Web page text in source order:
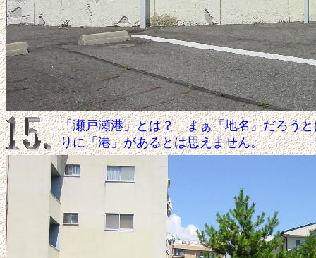
「瀬戸瀬港」とは？ まぁ「地名」だろう
りに「港」があるとは思えません。